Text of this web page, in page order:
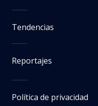
Tendencias
Reportajes
Política de privacidad